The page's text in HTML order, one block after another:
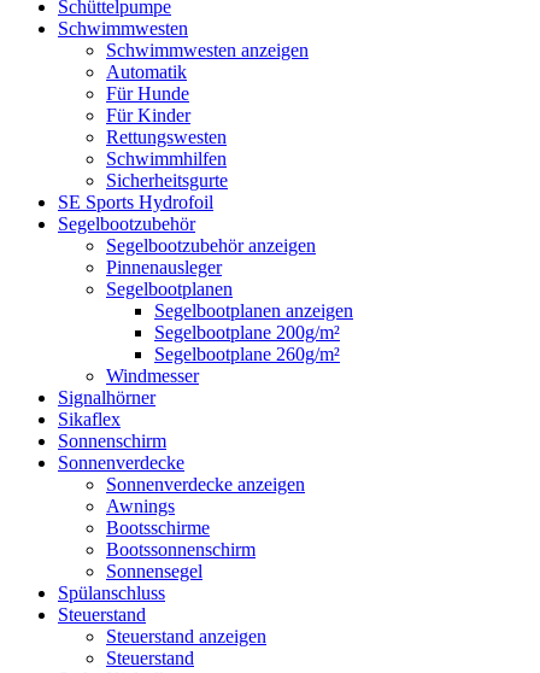
Schüttelpumpe
Schwimmwesten
Schwimmwesten anzeigen
Automatik
Für Hunde
Für Kinder
Rettungswesten
Schwimmhilfen
Sicherheitsgurte
SE Sports Hydrofoil
Segelbootzubehör
Segelbootzubehör anzeigen
Pinnenausleger
Segelbootplanen
Segelbootplanen anzeigen
Segelbootplane 200g/m²
Segelbootplane 260g/m²
Windmesser
Signalhörner
Sikaflex
Sonnenschirm
Sonnenverdecke
Sonnenverdecke anzeigen
Awnings
Bootsschirme
Bootssonnenschirm
Sonnensegel
Spülanschluss
Steuerstand
Steuerstand anzeigen
Steuerstand